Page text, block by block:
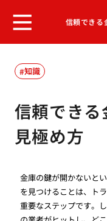
信頼できる
知識
信頼でき
見極め方
金庫の鍵が開かないと
を見つけることは、ト
重要なステップです。